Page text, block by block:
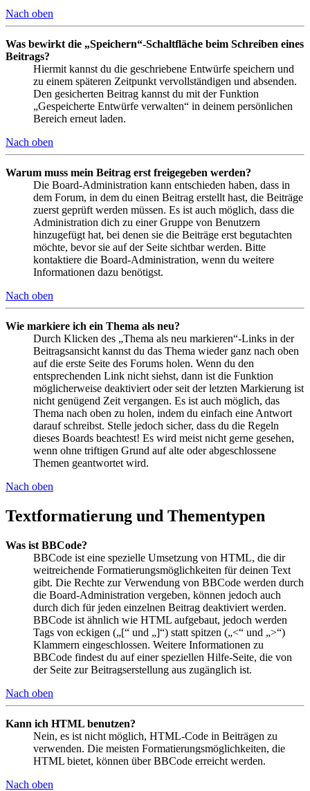
Nach oben
Was bewirkt die „Speichern“-Schaltfläche beim Schreiben eines
Beitrags?
Hiermit kannst du die geschriebene Entwürfe speichern und
zu einem späteren Zeitpunkt vervollständigen und absenden.
Den gesicherten Beitrag kannst du mit der Funktion
„Gespeicherte Entwürfe verwalten“ in deinem persönlichen
Bereich erneut laden.
Nach oben
Warum muss mein Beitrag erst freigegeben werden?
Die Board-Administration kann entschieden haben, dass in
dem Forum, in dem du einen Beitrag erstellt hast, die Beiträge
zuerst geprüft werden müssen. Es ist auch möglich, dass die
Administration dich zu einer Gruppe von Benutzern
hinzugefügt hat, bei denen sie die Beiträge erst begutachten
möchte, bevor sie auf der Seite sichtbar werden. Bitte
kontaktiere die Board-Administration, wenn du weitere
Informationen dazu benötigst.
Nach oben
Wie markiere ich ein Thema als neu?
Durch Klicken des „Thema als neu markieren“-Links in der
Beitragsansicht kannst du das Thema wieder ganz nach oben
auf die erste Seite des Forums holen. Wenn du den
entsprechenden Link nicht siehst, dann ist die Funktion
möglicherweise deaktiviert oder seit der letzten Markierung ist
nicht genügend Zeit vergangen. Es ist auch möglich, das
Thema nach oben zu holen, indem du einfach eine Antwort
darauf schreibst. Stelle jedoch sicher, dass du die Regeln
dieses Boards beachtest! Es wird meist nicht gerne gesehen,
wenn ohne triftigen Grund auf alte oder abgeschlossene
Themen geantwortet wird.
Nach oben
Textformatierung und Thementypen
Was ist BBCode?
BBCode ist eine spezielle Umsetzung von HTML, die dir
weitreichende Formatierungsmöglichkeiten für deinen Text
gibt. Die Rechte zur Verwendung von BBCode werden durch
die Board-Administration vergeben, können jedoch auch
durch dich für jeden einzelnen Beitrag deaktiviert werden.
BBCode ist ähnlich wie HTML aufgebaut, jedoch werden
Tags von eckigen („[“ und „]“) statt spitzen („<“ und „>“)
Klammern eingeschlossen. Weitere Informationen zu
BBCode findest du auf einer speziellen Hilfe-Seite, die von
der Seite zur Beitragserstellung aus zugänglich ist.
Nach oben
Kann ich HTML benutzen?
Nein, es ist nicht möglich, HTML-Code in Beiträgen zu
verwenden. Die meisten Formatierungsmöglichkeiten, die
HTML bietet, können über BBCode erreicht werden.
Nach oben